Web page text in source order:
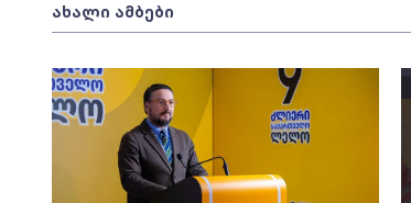
ახალი ამბები